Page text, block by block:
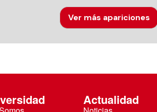
Ver más apariciones
Actualidad